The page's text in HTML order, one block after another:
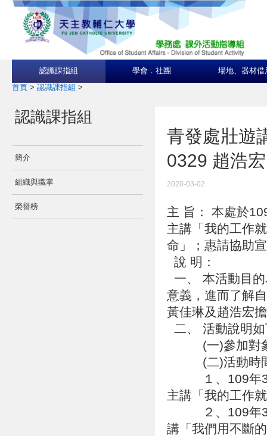
認識課指組 學會．社團 場地、器材借
首頁 > 認識課指組 >
認識課指組
簡介
組織與職掌
榮譽榜
青發處壯遊
0329 趙浩
2020-03-02
主 旨： 本處於
主講「我的工作
命」；惠請協助
說 明：
一、 本活動目
意義，進而了解
黃佳琳及趙浩宏
二、 活動說明
(一)參加對象
(二)活動時
１、109年3月
主講「我的工作
２、109年3月
講「我們用不斷